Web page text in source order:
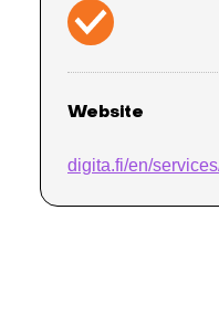
Website
digita.fi/en/